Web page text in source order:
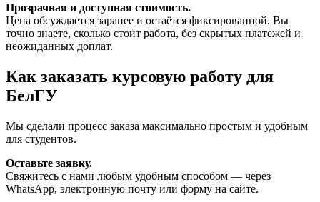
Прозрачная и доступная стоимость.
Цена обсуждается заранее и остаётся фиксированной. Вы
точно знаете, сколько стоит работа, без скрытых платежей и
неожиданных доплат.
Как заказать курсовую работу для
БелГУ
Мы сделали процесс заказа максимально простым и удобным
для студентов.
Оставьте заявку.
Свяжитесь с нами любым удобным способом — через
WhatsApp, электронную почту или форму на сайте.